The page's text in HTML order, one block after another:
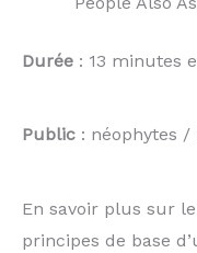
Durée : 13 minutes
Public : néophytes
En savoir plus sur
principes de base